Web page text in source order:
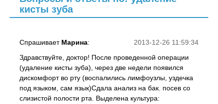
кисты зуба
2013-12-26 11:59:34
Спрашивает Марина:
Здравствуйте, доктор! После проведенной операции
(удаление кисты зуба), через две недели появился
дискомфорт во рту (воспалились лимфоузлы, уздечка
под языком, сам язык)Сдала анализ на бак. посев со
слизистой полости рта. Выделена культура: